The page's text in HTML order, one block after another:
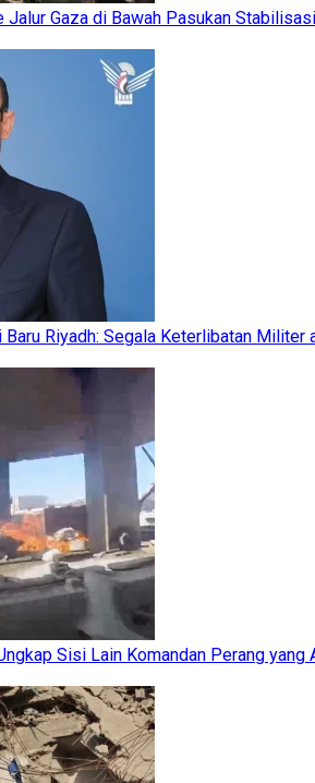
Jalur Gaza di Bawah Pasukan
Riyadh: Segala Keterlibatan Militer
Sisi Lain Komandan Perang